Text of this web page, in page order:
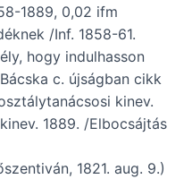
1889, 0,02 ifm
/Inf. 1858-61.
hogy indulhasson
c. újságban cikk
kinev.
1889. /Elbocsájtás
1821. aug. 9.)